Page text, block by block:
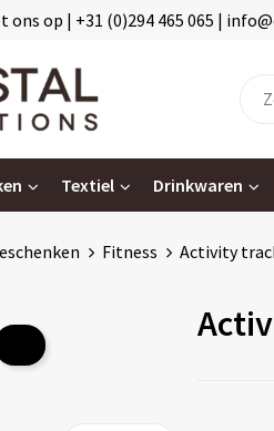
ons op | +31 (0)294 465 065 |
Textiel Drinkwaren
Fitness Activity